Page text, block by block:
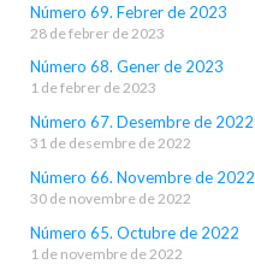
Número 69. Febrer de 2023
28 de febrer de 2023
Número 68. Gener de 2023
1 de febrer de 2023
Número 67. Desembre de 2022
31 de desembre de 2022
Número 66. Novembre de 2022
30 de novembre de 2022
Número 65. Octubre de 2022
1 de novembre de 2022